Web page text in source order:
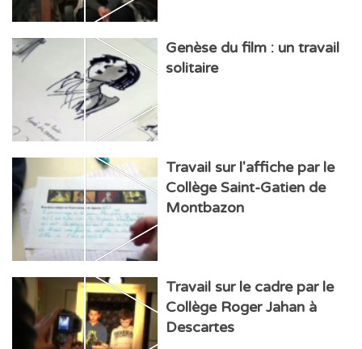
Genèse du film : un travail
solitaire
Travail sur l'affiche par le
Collège Saint-Gatien de
Montbazon
Travail sur le cadre par le
Collège Roger Jahan à
Descartes